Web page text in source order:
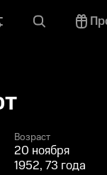
Возраст
20 ноября
1952, 73 года